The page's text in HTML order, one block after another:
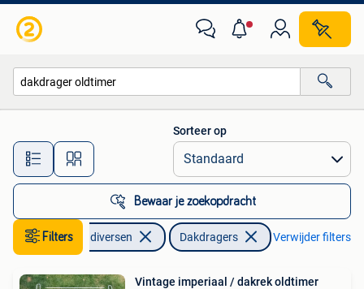
Alle afstanden…
Sorteer op
Bewaar je zoekopdracht
FiltersAuto diversen Dakdragers Verwijder filters
Vintage imperiaal / dakrek oldtimer